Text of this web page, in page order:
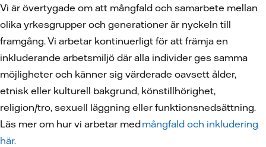
Vi är övertygade om att mångfald och samarbete mellan
olika yrkesgrupper och generationer är nyckeln till
framgång. Vi arbetar kontinuerligt för att främja en
inkluderande arbetsmiljö där alla individer ges samma
möjligheter och känner sig värderade oavsett ålder,
etnisk eller kulturell bakgrund, könstillhörighet,
religion/tro, sexuell läggning eller funktionsnedsättning.
Läs mer om hur vi arbetar medmångfald och inkludering
här.